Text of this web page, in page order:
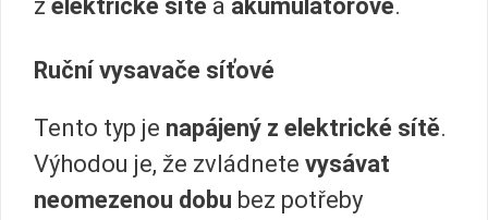
z elektrické sítě a akumulátorové.
Ruční vysavače síťové
Tento typ je napájený z elektrické sítě.
Výhodou je, že zvládnete vysávat
neomezenou dobu bez potřeby